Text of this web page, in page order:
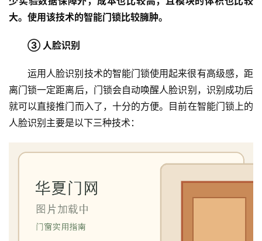
大。使用该技术的智能门锁比较臃肿。
③ 人脸识别
运用人脸识别技术的智能门锁使用起来很有高级感，距
离门锁一定距离后，门锁会自动唤醒人脸识别，识别成功后
就可以直接推门而入了，十分的方便。目前在智能门锁上的
人脸识别主要是以下三种技术：